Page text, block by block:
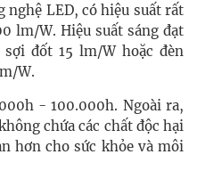
nghệ LED, có hiệu suất rất
lm/W. Hiệu suất sáng đạt
đốt 15 lm/W hoặc đèn
W.
- 100.000h. Ngoài ra,
chứa các chất độc hại
hơn cho sức khỏe và môi